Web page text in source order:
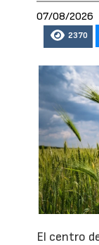
07/08/2026
2370
El centro